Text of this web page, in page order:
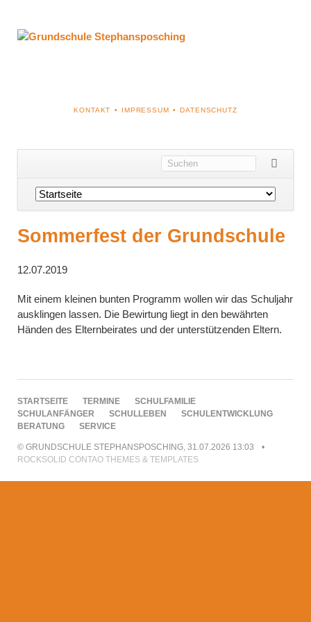
NAVIGATION
KONTAKT IMPRESSUM DATENSCHUTZ
Navigation
überspringen
Sommerfest der Grundschule
12.07.2019
Mit einem kleinen bunten Programm wollen wir das Schuljahr
ausklingen lassen. Die Bewirtung liegt in den bewährten
Händen des Elternbeirates und der unterstützenden Eltern.
NAVIGATION
ÜBERSPRINGEN
STARTSEITE TERMINE
SCHULFAMILIE
SCHULANFÄNGER
SCHULLEBEN
SCHULENTWICKLUNG
BERATUNG
SERVICE
© GRUNDSCHULE STEPHANSPOSCHING, 31.07.2026 13:03
ROCKSOLID CONTAO THEMES & TEMPLATES